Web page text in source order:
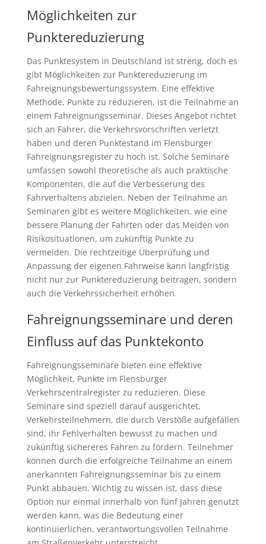
Möglichkeiten zur
Punktereduzierung
Das Punktesystem in Deutschland ist streng, doch es
gibt Möglichkeiten zur Punktereduzierung im
Fahreignungsbewertungssystem. Eine effektive
Methode, Punkte zu reduzieren, ist die Teilnahme an
einem Fahreignungsseminar. Dieses Angebot richtet
sich an Fahrer, die Verkehrsvorschriften verletzt
haben und deren Punktestand im Flensburger
Fahreignungsregister zu hoch ist. Solche Seminare
umfassen sowohl theoretische als auch praktische
Komponenten, die auf die Verbesserung des
Fahrverhaltens abzielen. Neben der Teilnahme an
Seminaren gibt es weitere Möglichkeiten, wie eine
bessere Planung der Fahrten oder das Meiden von
Risikosituationen, um zukünftig Punkte zu
vermeiden. Die rechtzeitige Überprüfung und
Anpassung der eigenen Fahrweise kann langfristig
nicht nur zur Punktereduzierung beitragen, sondern
auch die Verkehrssicherheit erhöhen.
Fahreignungsseminare und deren
Einfluss auf das Punktekonto
Fahreignungsseminare bieten eine effektive
Möglichkeit, Punkte im Flensburger
Verkehrszentralregister zu reduzieren. Diese
Seminare sind speziell darauf ausgerichtet,
Verkehrsteilnehmern, die durch Verstöße aufgefallen
sind, ihr Fehlverhalten bewusst zu machen und
zukünftig sichereres Fahren zu fördern. Teilnehmer
können durch die erfolgreiche Teilnahme an einem
anerkannten Fahreignungsseminar bis zu einem
Punkt abbauen. Wichtig zu wissen ist, dass diese
Option nur einmal innerhalb von fünf Jahren genutzt
werden kann, was die Bedeutung einer
kontinuierlichen, verantwortungsvollen Teilnahme